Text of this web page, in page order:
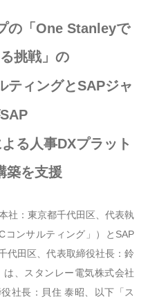
の「One Stanleyで
挑戦」の
ティングとSAPジャ
る人事DXプラット
築を支援
社：東京都千代田区、代表執
コンサルティング」）とSAP
代田区、代表取締役社長：鈴
、スタンレー電気株式会社
社長：貝住 泰昭、以下「ス